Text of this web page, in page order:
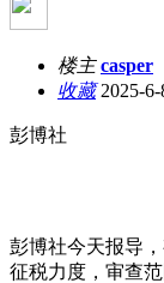
楼主 casper
收藏2025-6-
彭博社
彭博社今天报导
征税力度，审查